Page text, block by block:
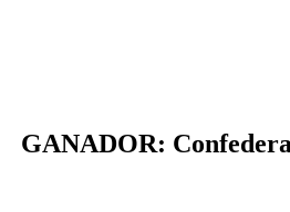
GANADOR: